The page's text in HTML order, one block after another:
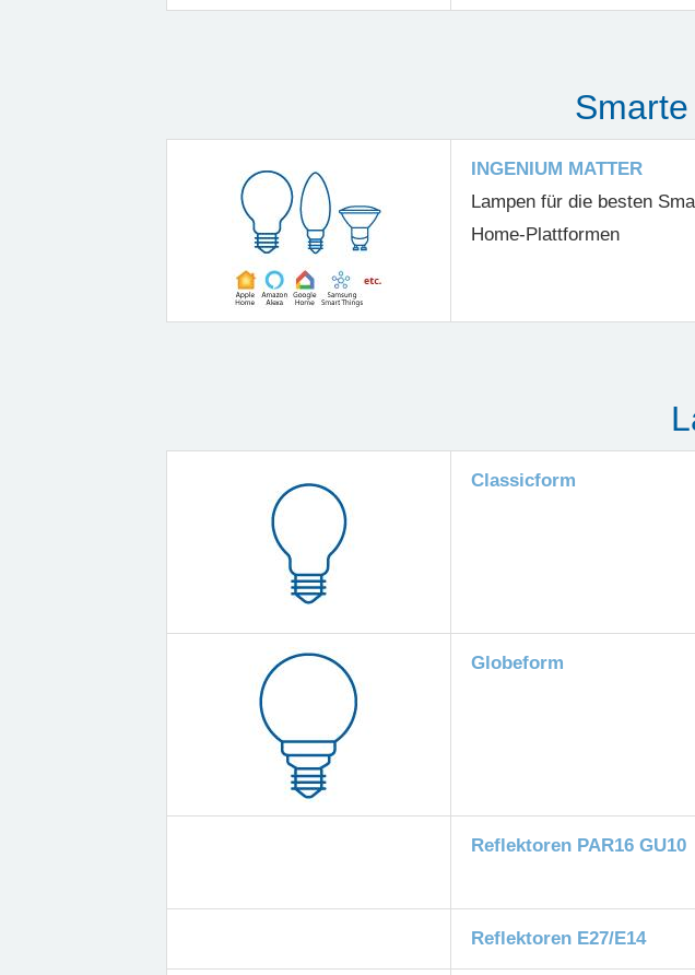
INGENIUM MATTER
Lampen für die besten
Home-Plattformen
Classicform
Globeform
Reflektoren PAR16 GU10
Reflektoren E27/E14